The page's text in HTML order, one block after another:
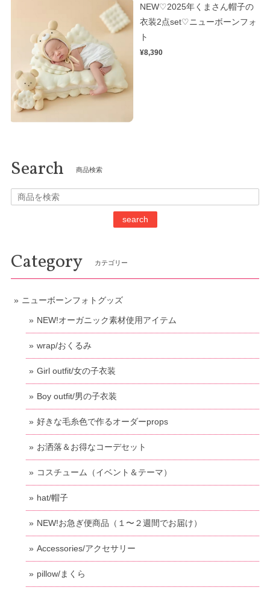
NEW♡2025年くまさん帽子の
衣装2点set♡ニューボーンフォ
ト
¥8,390
Search 商品検索
search
Category カテゴリー
ニューボーンフォトグッズ
NEW!オーガニック素材使用アイテム
wrap/おくるみ
Girl outfit/女の子衣装
Boy outfit/男の子衣装
好きな毛糸色で作るオーダーprops
お洒落＆お得なコーデセット
コスチューム（イベント＆テーマ）
hat/帽子
NEW!お急ぎ便商品（１〜２週間でお届け）
Accessories/アクセサリー
pillow/まくら